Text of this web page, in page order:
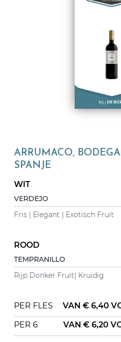
ARRUMACO,
SPANJE
WIT
VERDEJO
Fris | Elegant | Exotisch Fruit
ROOD
TEMPRANILLO
Rijp Donker Fruit| Kruidig
PER FLES VAN € 6,40
PER 6
VAN € 6,20